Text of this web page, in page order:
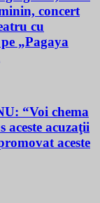
concert
cu
„Pagaya
“Voi chema
aceste acuzaţii
aceste